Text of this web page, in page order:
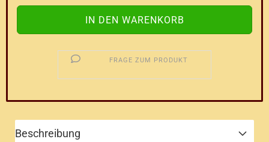
FRAGE ZUM PRODUKT
Beschreibung